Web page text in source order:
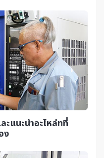
ะแนะนำอะไหล่ทที่
ง